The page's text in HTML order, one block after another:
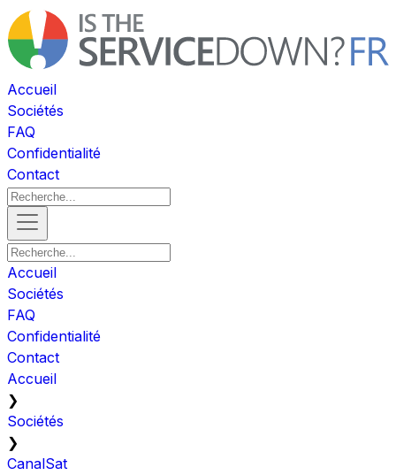
Accueil
Sociétés
FAQ
Confidentialité
Contact
Accueil
Sociétés
FAQ
Confidentialité
Contact
Accueil
❯
Sociétés
❯
CanalSat